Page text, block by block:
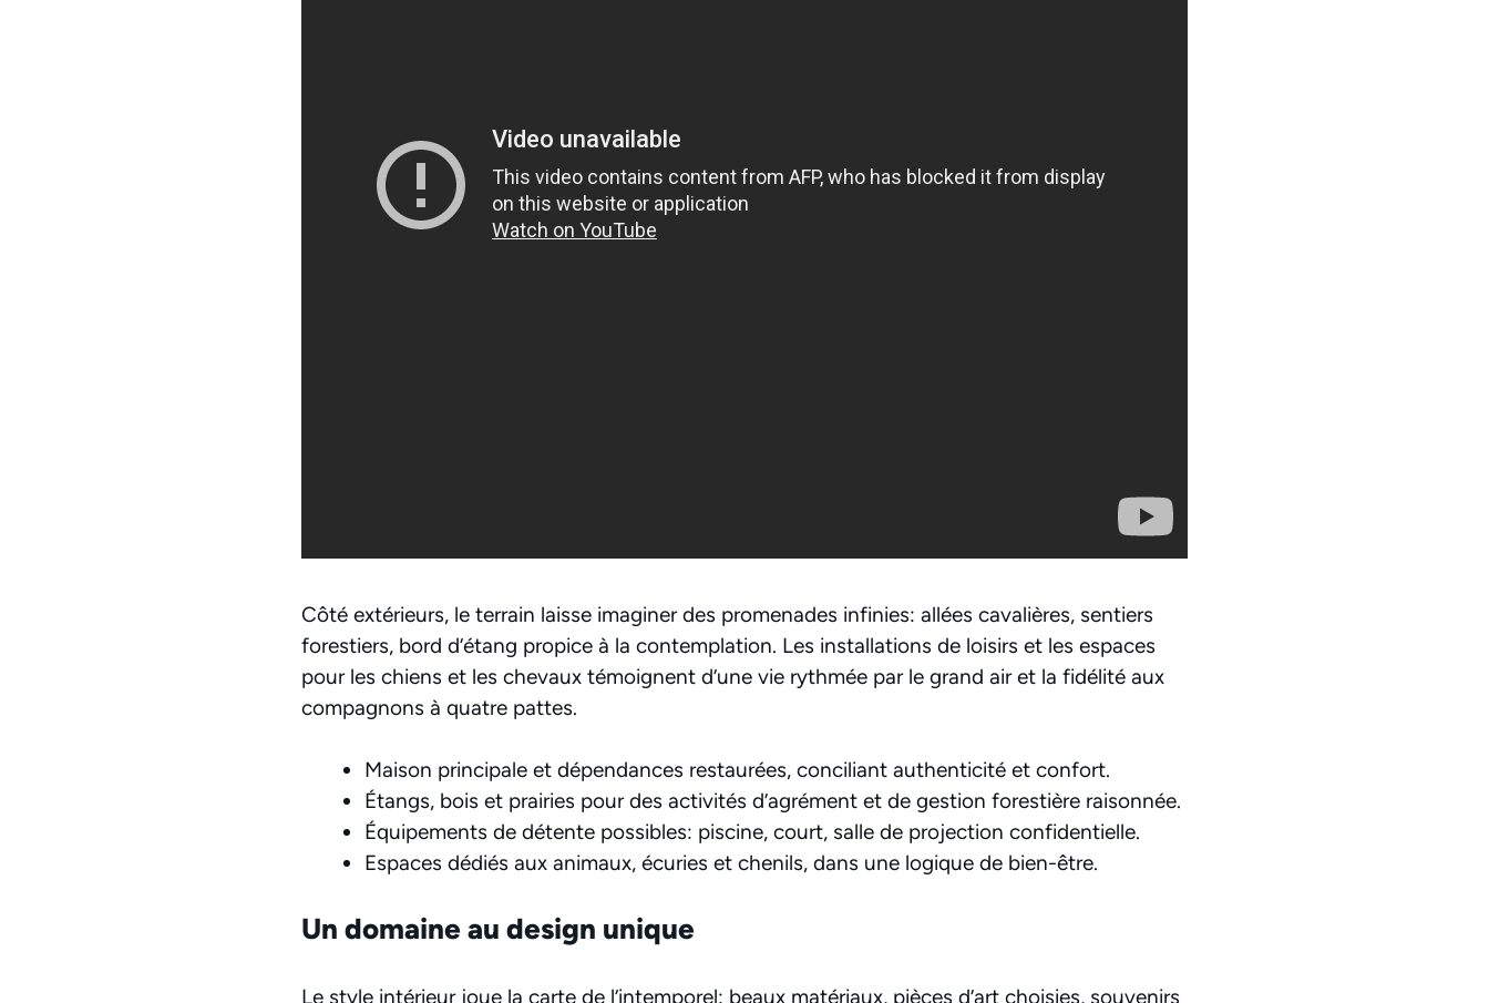
Côté extérieurs, le terrain laisse imaginer des promenades infinies: allées cavalières, sentiers
forestiers, bord d’étang propice à la contemplation. Les installations de loisirs et les espaces
pour les chiens et les chevaux témoignent d’une vie rythmée par le grand air et la fidélité aux
compagnons à quatre pattes.
Maison principale et dépendances restaurées, conciliant authenticité et confort.
Étangs, bois et prairies pour des activités d’agrément et de gestion forestière raisonnée.
Équipements de détente possibles: piscine, court, salle de projection confidentielle.
Espaces dédiés aux animaux, écuries et chenils, dans une logique de bien-être.
Un domaine au design unique
Le style intérieur joue la carte de l’intemporel: beaux matériaux, pièces d’art choisies, souvenirs